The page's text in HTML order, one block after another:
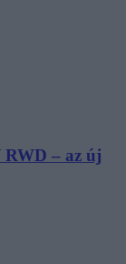
RWD – az új